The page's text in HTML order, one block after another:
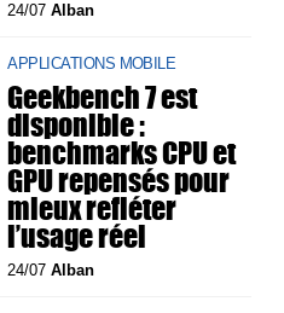
24/07Alban
APPLICATIONS MOBILE
Geekbench 7 est
disponible :
benchmarks CPU et
GPU repensés pour
mieux refléter
l’usage réel
24/07Alban